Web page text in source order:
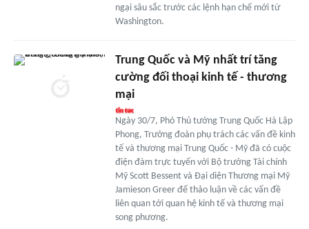
ngại sâu sắc trước các lệnh hạn chế mới từ
Washington.
Trung Quốc và Mỹ nhất trí tăng
cường đối thoại kinh tế - thương
mại
Ngày 30/7, Phó Thủ tướng Trung Quốc Hà Lập
Phong, Trưởng đoàn phụ trách các vấn đề kinh
tế và thương mại Trung Quốc - Mỹ đã có cuộc
điện đàm trực tuyến với Bộ trưởng Tài chính
Mỹ Scott Bessent và Đại diện Thương mại Mỹ
Jamieson Greer để thảo luận về các vấn đề
liên quan tới quan hệ kinh tế và thương mại
song phương.